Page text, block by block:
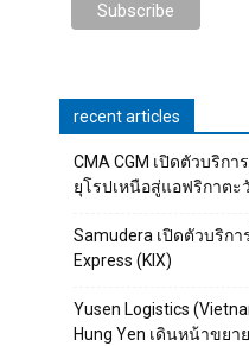
recent articles
CMA CGM เปิดตัวบริกา
ยุโรปเหนือสู่แอฟริกาตะ
Samudera เปิดตัวบริกา
Express (KIX)
Yusen Logistics
Hung Yen เดินหน้าขย